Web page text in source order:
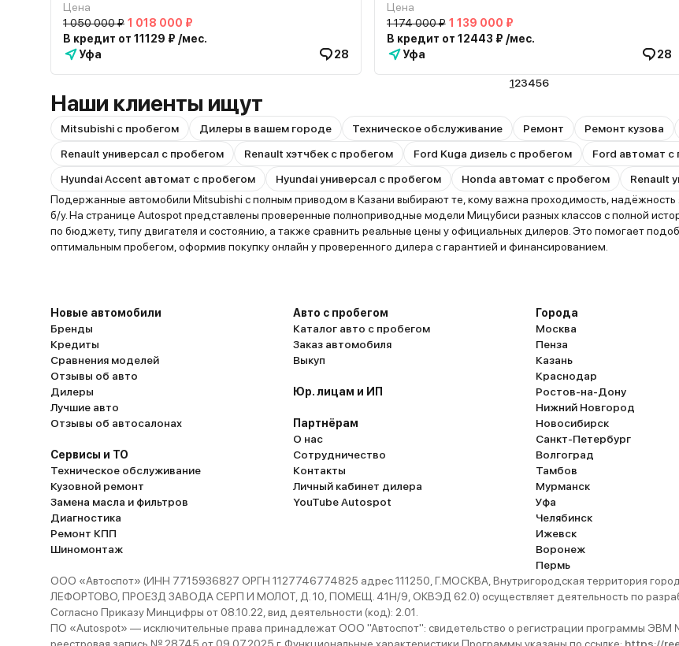
Цена
1 050 000 ₽ 1 018 000 ₽
В кредит от 11129 ₽ /мес.
Уфа
28
Цена
1 174 000 ₽ 1 139 000 ₽
В кредит от 12443 ₽ /мес.
Уфа
28
123456
Наши клиенты ищут
Mitsubishi с пробегом Дилеры в вашем городе Техническое обслуживание Ремонт Ремонт кузова
Renault универсал с пробегом
Renault хэтчбек с пробегом Ford Kuga дизель с пробегом Ford автомат с
Hyundai Accent автомат с пробегом
Hyundai универсал с пробегом Honda автомат с пробегом
Renault
Подержанные автомобили Mitsubishi с полным приводом в Казани выбирают те, кому важна проходимость, надёжность
б/у. На странице Autospot представлены проверенные полноприводные модели Мицубиси разных классов с полной
по бюджету, типу двигателя и состоянию, а также сравнить реальные цены у официальных дилеров. Это помогает
оптимальным пробегом, оформив покупку онлайн у проверенного дилера с гарантией и финансированием.
Новые автомобили
Бренды
Кредиты
Сравнения моделей
Отзывы об авто
Дилеры
Лучшие авто
Отзывы об автосалонах
Сервисы и ТО
Техническое обслуживание
Кузовной ремонт
Замена масла и фильтров
Диагностика
Ремонт КПП
Шиномонтаж
Авто с пробегом
Каталог авто с пробегом
Заказ автомобиля
Выкуп
Юр. лицам и ИП
Партнёрам
О нас
Сотрудничество
Контакты
Личный кабинет дилера
YouTube Autospot
Города
Москва
Пенза
Казань
Краснодар
Ростов-на-Дону
Нижний Новгород
Новосибирск
Санкт-Петербург
Волгоград
Тамбов
Мурманск
Уфа
Челябинск
Ижевск
Воронеж
Пермь
ООО «Автоспот» (ИНН 7715936827 ОРГН 1127746774825 адрес 111250, Г.МОСКВА, Внутригородская территория
ЛЕФОРТОВО, ПРОЕЗД ЗАВОДА СЕРП И МОЛОТ, Д. 10, ПОМЕЩ. 41Н/9, ОКВЭД 62.0) осуществляет деятельность по
Согласно Приказу Минцифры от 08.10.22, вид деятельности (код): 2.01.
ПО «Autospot» — исключительные права принадлежат ООО "Автоспот": свидетельство о регистрации программы ЭВМ